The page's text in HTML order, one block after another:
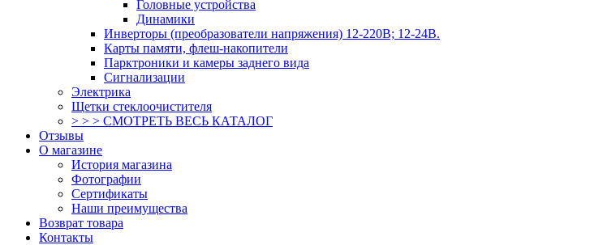
Головные устройства
Динамики
Инверторы (преобразователи напряжения) 12-220В; 12-24В.
Карты памяти, флеш-накопители
Парктроники и камеры заднего вида
Сигнализации
Электрика
Щетки стеклоочистителя
> > > СМОТРЕТЬ ВЕСЬ КАТАЛОГ
Отзывы
О магазине
История магазина
Фотографии
Сертификаты
Наши преимущества
Возврат товара
Контакты